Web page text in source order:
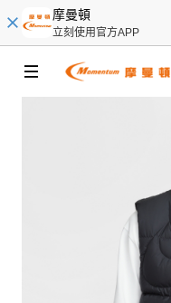
摩曼頓
立刻使用官方APP